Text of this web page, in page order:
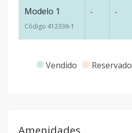
Modelo 1
Código 412336-1
- -
Vendido Reservado
Amenidades